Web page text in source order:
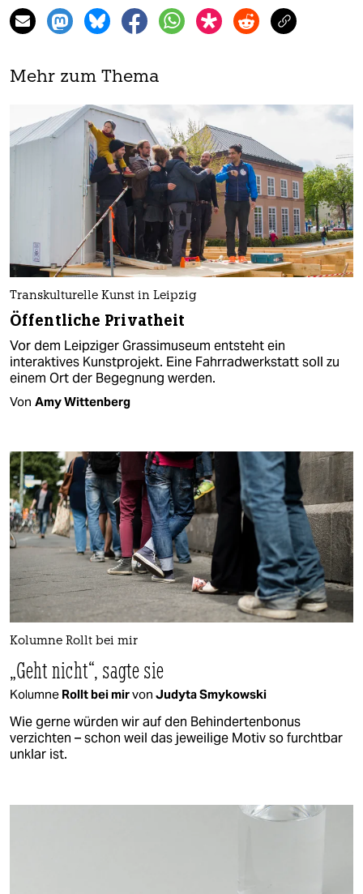
Mehr zum Thema
Transkulturelle Kunst in Leipzig
Öffentliche Privatheit
Vor dem Leipziger Grassimuseum entsteht ein
interaktives Kunstprojekt. Eine Fahrradwerkstatt soll zu
einem Ort der Begegnung werden.
Von Amy Wittenberg
Kolumne Rollt bei mir
„Geht nicht“, sagte sie
Kolumne Rollt bei mirvon Judyta Smykowski
Wie gerne würden wir auf den Behindertenbonus
verzichten – schon weil das jeweilige Motiv so furchtbar
unklar ist.